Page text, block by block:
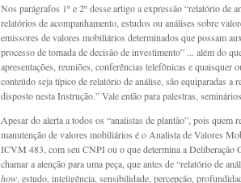
Nos parágrafos 1º e 2º desse artigo a expressão “relatório de
relatórios de acompanhamento, estudos ou análises sobre
emissores de valores mobiliários determinados que possam
processo de tomada de decisão de investimento” ... além do
apresentações, reuniões, conferências telefônicas e quaisquer
conteúdo seja típico de relatório de análise, são equiparadas a
disposto nesta Instrução.” Vale então para palestras,
Apesar do alerta a todos os “analistas de plantão”, pois quem
manutenção de valores mobiliários é o Analista de Valores
ICVM 483, com seu CNPI ou o que determina a Deliberação
chamar a atenção para uma peça, que antes de “relatório de
how, estudo, inteligência, sensibilidade, percepção,